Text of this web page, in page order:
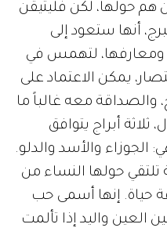
حولها، لكن فليتيقّن
أنها ستعود إلى
ومعارفها، لتهمس في
يمكن الاعتماد على
والصداقة معه غالباً ما
أبراج يتوافق
والأسد والدلو.
تلتقي حولها النساء من
حياة. إنها أسمى حب
العين واليد إذا تألمت